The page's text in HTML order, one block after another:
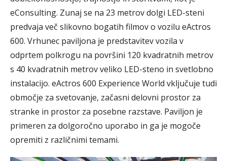
eConsulting. Zunaj se na 23 metrov dolgi LED-steni
predvaja več slikovno bogatih filmov o vozilu eActros
600. Vrhunec paviljona je predstavitev vozila v
odprtem polkrogu na površini 120 kvadratnih metrov
s 40 kvadratnih metrov veliko LED-steno in svetlobno
instalacijo. eActros 600 Experience World vključuje tudi
območje za svetovanje, začasni delovni prostor za
stranke in prostor za posebne razstave. Paviljon je
primeren za dolgoročno uporabo in ga je mogoče
opremiti z različnimi temami.